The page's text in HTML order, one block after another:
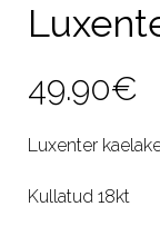
49.90€
Luxenter
Kullatud 18kt